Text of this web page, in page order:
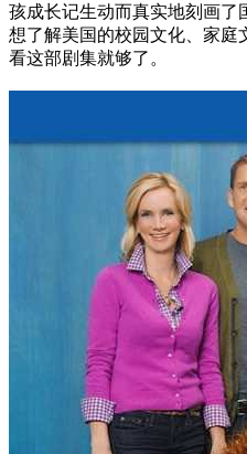
孩成长记生动而真实地刻画了
想了解美国的校园文化、家庭
看这部剧集就够了。